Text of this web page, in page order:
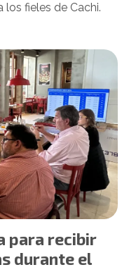
los fieles de Cachi.
para recibir
durante el